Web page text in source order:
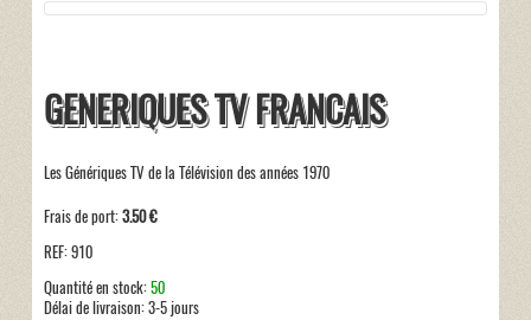
GENERIQUES TV FRANCAIS
Les Génériques TV de la Télévision des années 1970
Frais de port:3.50 €
REF:910
Quantité en stock:50
Délai de livraison:3-5 jours